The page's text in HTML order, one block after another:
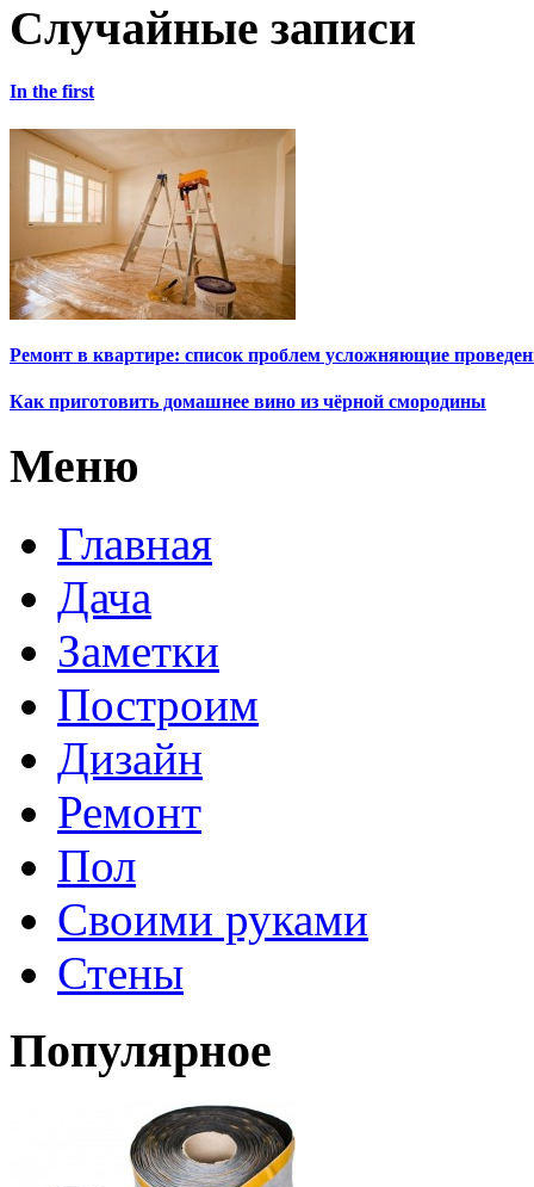
Случайные записи
In the first
Ремонт в квартире: список проблем усложняющие
Как приготовить домашнее вино из чёрной смородины
Меню
Главная
Дача
Заметки
Построим
Дизайн
Ремонт
Пол
Своими руками
Стены
Популярное